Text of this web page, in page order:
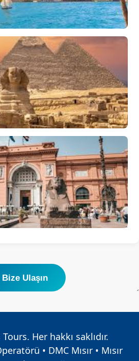
Bize Ulaşın
Her hakkı saklıdır.
• DMC Mısır • Mısır